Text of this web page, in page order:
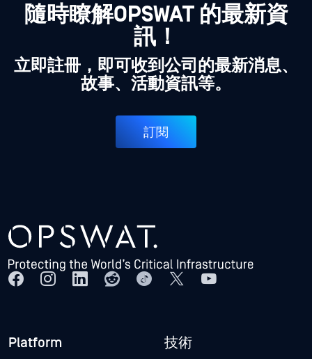
隨時瞭解OPSWAT 的最新資
訊！
立即註冊，即可收到公司的最新消息、
故事、活動資訊等。
訂閱
Platform 技術